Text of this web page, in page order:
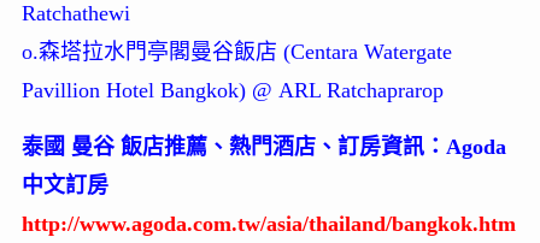
Ratchathewi
o.森塔拉水門亭閣曼谷飯店 (Centara Watergate
Pavillion Hotel Bangkok) @ ARL Ratchaprarop
泰國 曼谷 飯店推薦、熱門酒店、訂房資訊：Agoda
中文訂房
http://www.agoda.com.tw/asia/thailand/bangkok.htm